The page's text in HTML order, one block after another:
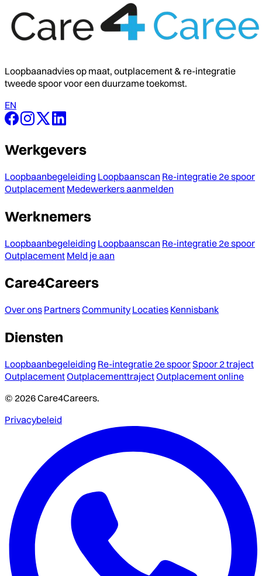
Loopbaanadvies op maat, outplacement & re-integratie
tweede spoor voor een duurzame toekomst.
EN
Werkgevers
Loopbaanbegeleiding Loopbaanscan Re-integratie 2e spoor
Outplacement Medewerkers aanmelden
Werknemers
Loopbaanbegeleiding Loopbaanscan Re-integratie 2e spoor
Outplacement Meld je aan
Care4Careers
Over ons PartnersCommunity Locaties Kennisbank
Diensten
Loopbaanbegeleiding Re-integratie 2e spoorSpoor 2 traject
OutplacementOutplacementtrajectOutplacement online
© 2026 Care4Careers.
Privacybeleid